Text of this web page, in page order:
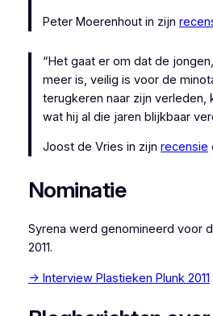
Peter Moerenhout in zijn
“Het gaat er om dat de
meer is, veilig is voor de
terugkeren naar zijn verleden,
wat hij al die jaren blijkbaar
Joost de Vries in zijnrecensie
Nominatie
Syrena werd genomineerd voor
2011.
→ Interview Plastieken Plunk 2011